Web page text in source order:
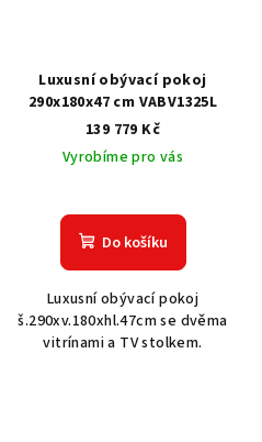
Luxusní obývací pokoj
290x180x47 cm VABV1325L
139 779 Kč
Vyrobíme pro vás
Do košíku
Luxusní obývací pokoj
š.290xv.180xhl.47cm se dvěma
vitrínami a TV stolkem.